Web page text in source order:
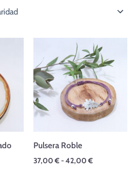
Pulsera Roble
37,00 €-42,00 €
Rango
de
precios:
desde
37,00 €
hasta
42,00 €